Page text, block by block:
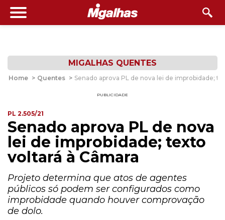
MIGALHAS QUENTES
Home > Quentes > Senado aprova PL de nova lei de improbidade;
PUBLICIDADE
PL 2.505/21
Senado aprova PL de nova
lei de improbidade; texto
voltará à Câmara
Projeto determina que atos de agentes
públicos só podem ser configurados como
improbidade quando houver comprovação
de dolo.